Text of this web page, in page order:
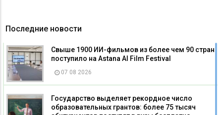
Последние новости
Свыше 1900 ИИ-фильмов из более чем 90 стран
поступило на Astana AI Film Festival
07 08 2026
Государство выделяет рекордное число
образовательных грантов: более 75 тысяч